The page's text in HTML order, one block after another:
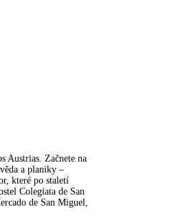
Austrias. Začnete na
a planiky –
které po staletí
Colegiata de San
de San Miguel,